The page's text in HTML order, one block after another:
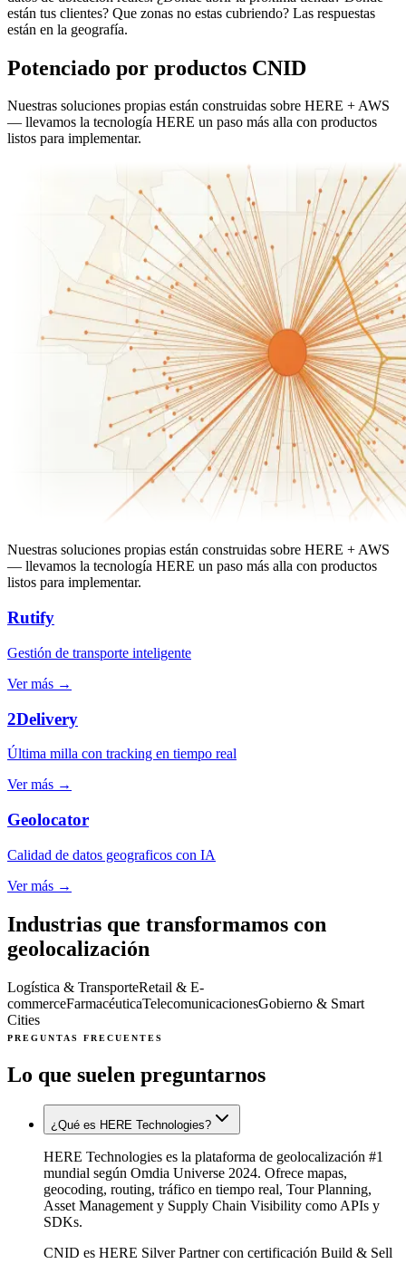
están tus clientes? Que zonas no estas cubriendo? Las respuestas
están en la geografía.
Potenciado por productos CNID
Nuestras soluciones propias están construidas sobre HERE + AWS
— llevamos la tecnología HERE un paso más alla con productos
listos para implementar.
Nuestras soluciones propias están construidas sobre HERE + AWS
— llevamos la tecnología HERE un paso más alla con productos
listos para implementar.
Rutify
Gestión de transporte inteligente
Ver más →
2Delivery
Última milla con tracking en tiempo real
Ver más →
Geolocator
Calidad de datos geograficos con IA
Ver más →
Industrias que transformamos con
geolocalización
Logística & TransporteRetail & E-
commerceFarmacéuticaTelecomunicacionesGobierno & Smart
Cities
PREGUNTAS FRECUENTES
Lo que suelen preguntarnos
¿Qué es HERE Technologies?
HERE Technologies es la plataforma de geolocalización #1
mundial según Omdia Universe 2024. Ofrece mapas,
geocoding, routing, tráfico en tiempo real, Tour Planning,
Asset Management y Supply Chain Visibility como APIs y
SDKs.
CNID es HERE Silver Partner con certificación Build & Sell